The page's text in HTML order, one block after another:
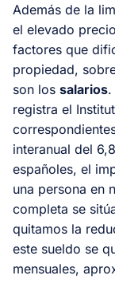
Además de la
el elevado
factores que
propiedad,
son los salarios.
registra el
interanual del
españoles, el
una persona en
completa se
quitamos la
este sueldo se
mensuales,